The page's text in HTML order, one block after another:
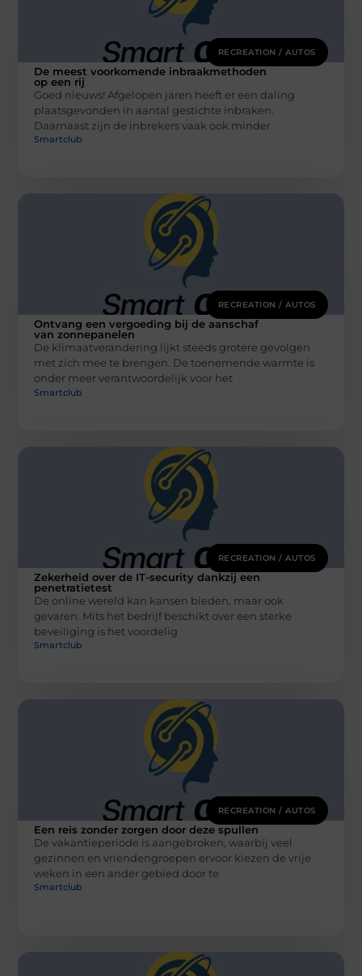
RECREATION / AUTOS
De meest voorkomende inbraakmethoden
op een rij
Goed nieuws! Afgelopen jaren heeft er een daling
plaatsgevonden in aantal gestichte inbraken.
Daarnaast zijn de inbrekers vaak ook minder
Smartclub
RECREATION / AUTOS
Ontvang een vergoeding bij de aanschaf
van zonnepanelen
De klimaatverandering lijkt steeds grotere gevolgen
met zich mee te brengen. De toenemende warmte is
onder meer verantwoordelijk voor het
Smartclub
RECREATION / AUTOS
Zekerheid over de IT-security dankzij een
penetratietest
De online wereld kan kansen bieden, maar ook
gevaren. Mits het bedrijf beschikt over een sterke
beveiliging is het voordelig
Smartclub
RECREATION / AUTOS
Een reis zonder zorgen door deze spullen
De vakantieperiode is aangebroken, waarbij veel
gezinnen en vriendengroepen ervoor kiezen de vrije
weken in een ander gebied door te
Smartclub